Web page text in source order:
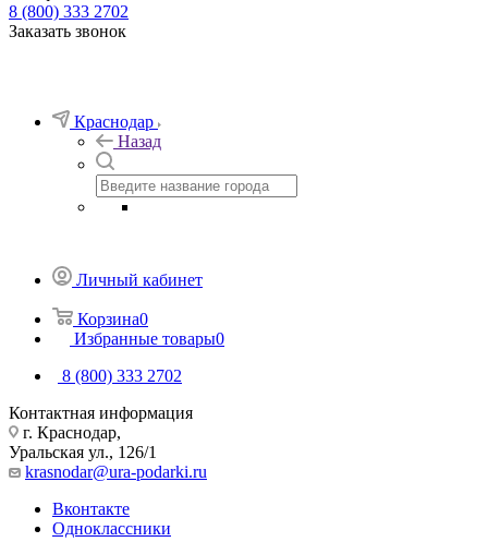
8 (800) 333 2702
Заказать звонок
Краснодар
Назад
Личный кабинет
Корзина0
Избранные товары0
8 (800) 333 2702
Контактная информация
г. Краснодар,
Уральская ул., 126/1
krasnodar@ura-podarki.ru
Вконтакте
Одноклассники